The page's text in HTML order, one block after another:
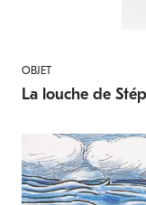
OBJET
La louche de